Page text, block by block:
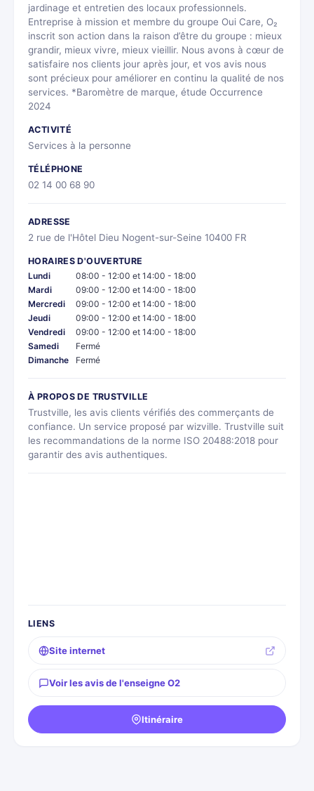
jardinage et entretien des locaux professionnels.
Entreprise à mission et membre du groupe Oui Care, O₂
inscrit son action dans la raison d’être du groupe : mieux
grandir, mieux vivre, mieux vieillir. Nous avons à cœur de
satisfaire nos clients jour après jour, et vos avis nous
sont précieux pour améliorer en continu la qualité de nos
services. *Baromètre de marque, étude Occurrence
2024
ACTIVITÉ
Services à la personne
TÉLÉPHONE
02 14 00 68 90
ADRESSE
2 rue de l'Hôtel Dieu Nogent-sur-Seine 10400 FR
HORAIRES D'OUVERTURE
Lundi
08:00 - 12:00 et 14:00 - 18:00
Mardi
09:00 - 12:00 et 14:00 - 18:00
Mercredi
09:00 - 12:00 et 14:00 - 18:00
Jeudi
09:00 - 12:00 et 14:00 - 18:00
Vendredi
09:00 - 12:00 et 14:00 - 18:00
Samedi
Fermé
Dimanche
Fermé
À PROPOS DE TRUSTVILLE
Trustville, les avis clients vérifiés des commerçants de
confiance. Un service proposé par wizville. Trustville suit
les recommandations de la norme ISO 20488:2018 pour
garantir des avis authentiques.
LIENS
Site internet
Voir les avis de l'enseigne O2
Itinéraire